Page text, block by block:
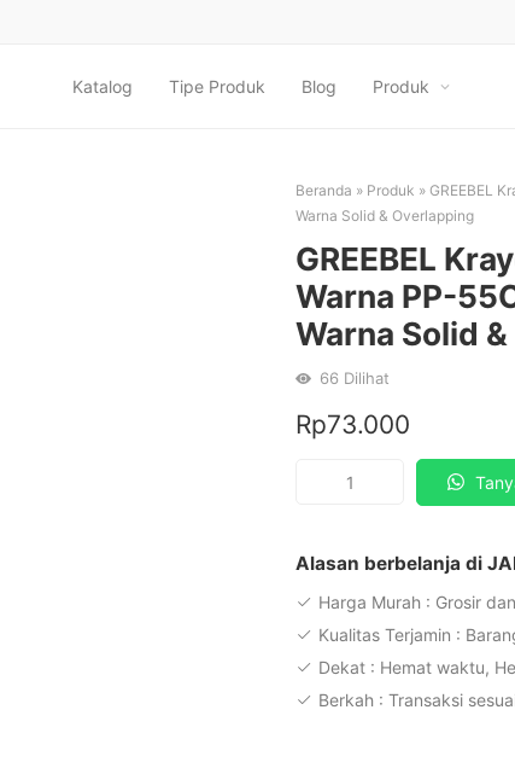
Katalog Tipe Produk Blog Produk
Beranda » Produk » GREEBEL
Warna Solid & Overlapping
GREEBEL
Warna PP-
Warna Solid
66 Dilihat
Rp73.000
Oil
Warna
PP-
55C
Alasan berbelanja di
Harga Murah : Grosir
Kualitas Terjamin :
Dekat : Hemat waktu,
Berkah : Transaksi